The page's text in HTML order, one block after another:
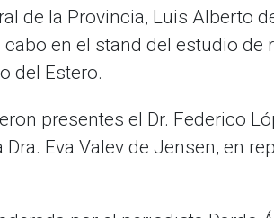
de la Provincia, Luis Alberto
en el stand del estudio de
del Estero.
presentes el Dr. Federico
Eva Valev de Jensen, en